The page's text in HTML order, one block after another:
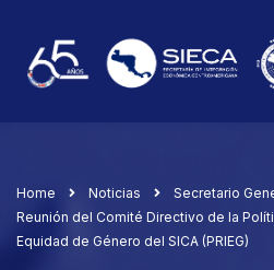
Home Noticias
Secretario
Reunión del Comité Directivo de la
Equidad de Género del SICA (PRIEG)